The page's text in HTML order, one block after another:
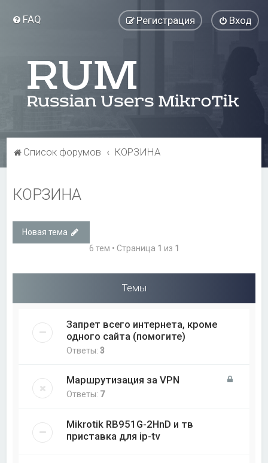
FAQ Вход
Регистрация
Список форумов КОРЗИНА
КОРЗИНА
Новая тема
6 тем • Страница 1 из 1
Темы
Запрет всего интернета, кроме
одного сайта (помогите)
Ответы:3
Маршрутизация за VPN
Ответы: 7
Mikrotik RB951G-2HnD и тв
приставка для ip-tv